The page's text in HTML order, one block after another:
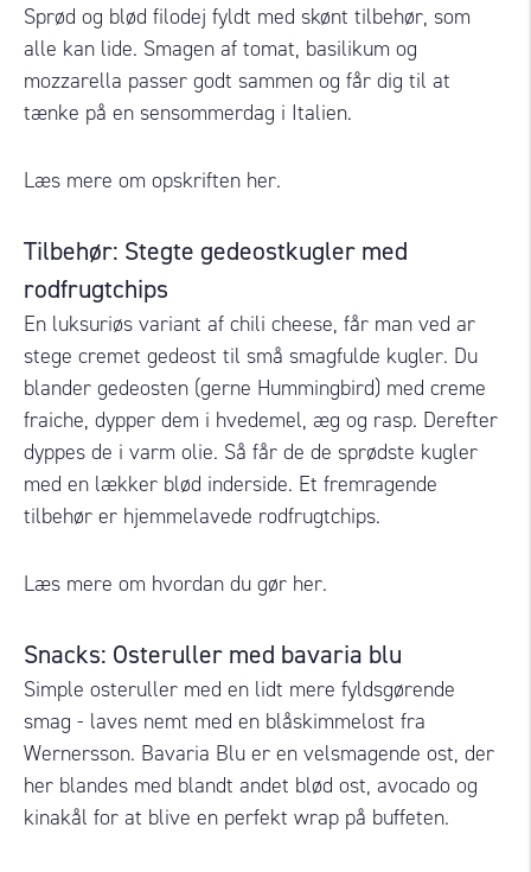
Sprød og blød filodej fyldt med skønt tilbehør, som
alle kan lide. Smagen af ​​tomat, basilikum og
mozzarella passer godt sammen og får dig til at
tænke på en sensommerdag i Italien.
Læs mere om opskriften her.
Tilbehør: Stegte gedeostkugler med
rodfrugtchips
En luksuriøs variant af chili cheese, får man ved ar
stege cremet gedeost til små smagfulde kugler. Du
blander gedeosten (gerne Hummingbird) med creme
fraiche, dypper dem i hvedemel, æg og rasp. Derefter
dyppes de i varm olie. Så får de de sprødste kugler
med en lækker blød inderside. Et fremragende
tilbehør er hjemmelavede rodfrugtchips.
Læs mere om hvordan du gør her.
Snacks: Osteruller med bavaria blu
Simple osteruller med en lidt mere fyldsgørende
smag - laves nemt med en blåskimmelost fra
Wernersson. Bavaria Blu er en velsmagende ost, der
her blandes med blandt andet blød ost, avocado og
kinakål for at blive en perfekt wrap på buffeten.